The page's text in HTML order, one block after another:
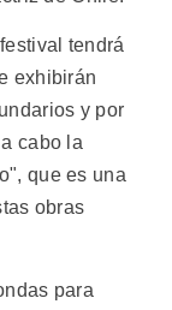
tendrá
exhibirán
y por
cabo la
que es una
obras
para